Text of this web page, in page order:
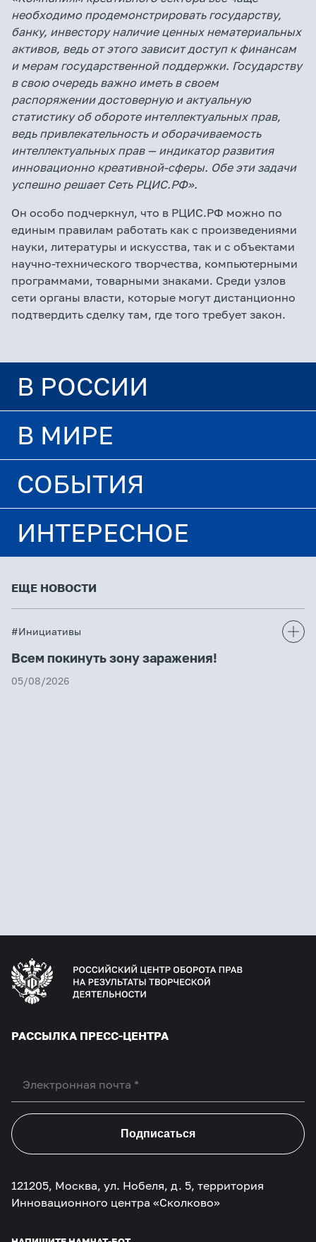
необходимо продемонстрировать государству,
банку, инвестору наличие ценных нематериальных
активов, ведь от этого зависит доступ к финансам
и мерам государственной поддержки. Государству
в свою очередь важно иметь в своем
распоряжении достоверную и актуальную
статистику об обороте интеллектуальных прав,
ведь привлекательность и оборачиваемость
интеллектуальных прав — индикатор развития
инновационно креативной-сферы. Обе эти задачи
успешно решает Сеть РЦИС.РФ».
Он особо подчеркнул, что в РЦИС.РФ можно по
единым правилам работать как с произведениями
науки, литературы и искусства, так и с объектами
научно-технического творчества, компьютерными
программами, товарными знаками. Среди узлов
сети органы власти, которые могут дистанционно
подтвердить сделку там, где того требует закон.
В РОССИИ
В МИРЕ
СОБЫТИЯ
ИНТЕРЕСНОЕ
ЕЩЕ НОВОСТИ
#Инициативы
Всем покинуть зону заражения!
05/08/2026
РАССЫЛКА ПРЕСС-ЦЕНТРА
Подписаться
121205, Москва, ул. Нобеля, д. 5, территория
Инновационного центра «Сколково»